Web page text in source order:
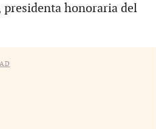
presidenta honoraria del